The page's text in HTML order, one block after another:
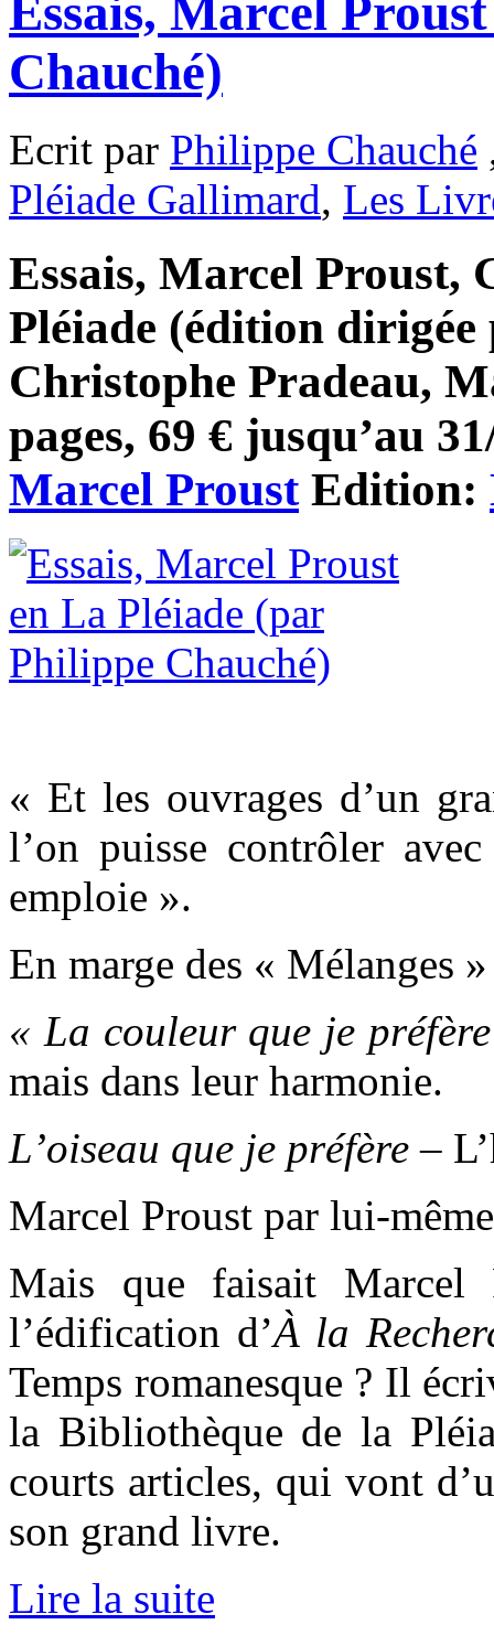
Essais, Marcel
Chauché)
Ecrit par Philippe Chauché
Pléiade Gallimard, Les
Essais, Marcel Proust,
Pléiade (édition
Christophe Pradeau,
pages, 69 € jusqu’au
Marcel ProustEdition:
« Et les ouvrages d’un
l’on puisse contrôler
emploie ».
En marge des « Mélanges »
« La couleur que je
mais dans leur harmonie.
L’oiseau que je préfère–
Marcel Proust par lui-
Mais que faisait Marcel
l’édification d’À la
Temps romanesque ? Il
la Bibliothèque de la
courts articles, qui vont
son grand livre.
Lire la suite